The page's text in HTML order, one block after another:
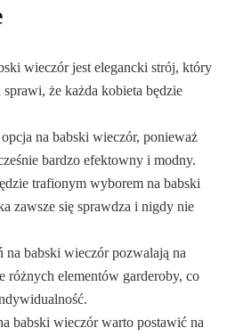
wieczór jest elegancki strój, który
że każda kobieta będzie
na babski wieczór, ponieważ
bardzo efektowny i modny.
trafionym wyborem na babski
zawsze się sprawdza i nigdy nie
na babski wieczór pozwalają na
różnych elementów garderoby, co
babski wieczór warto postawić na